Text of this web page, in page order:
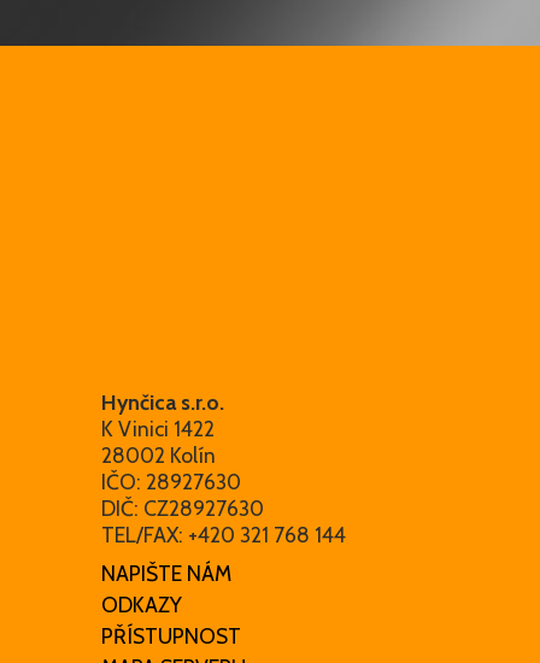
Hynčica s.r.o.
K Vinici 1422
28002 Kolín
IČO: 28927630
DIČ: CZ28927630
TEL/FAX: +420 321 768 144
NAPIŠTE NÁM
ODKAZY
PŘÍSTUPNOST